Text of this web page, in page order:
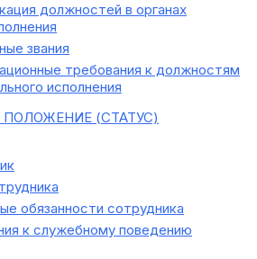
должностей в органах
звания
требования к должностям
исполнения
ПОЛОЖЕНИЕ (СТАТУС)
обязанности сотрудника
к служебному поведению